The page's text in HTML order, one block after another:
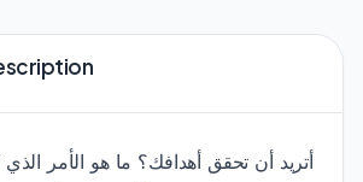
أتريد أن تحقق أهدافك؟ ما هو الأمر